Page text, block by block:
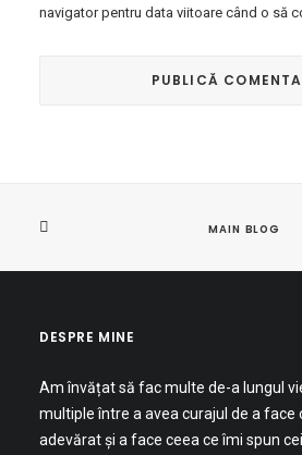
navigator pentru data viitoare când o să
MAIN BLOG
DESPRE MINE
Am învățat să fac multe de-a lungul
multiple între a avea curajul de a face
adevărat și a face ceea ce îmi spun